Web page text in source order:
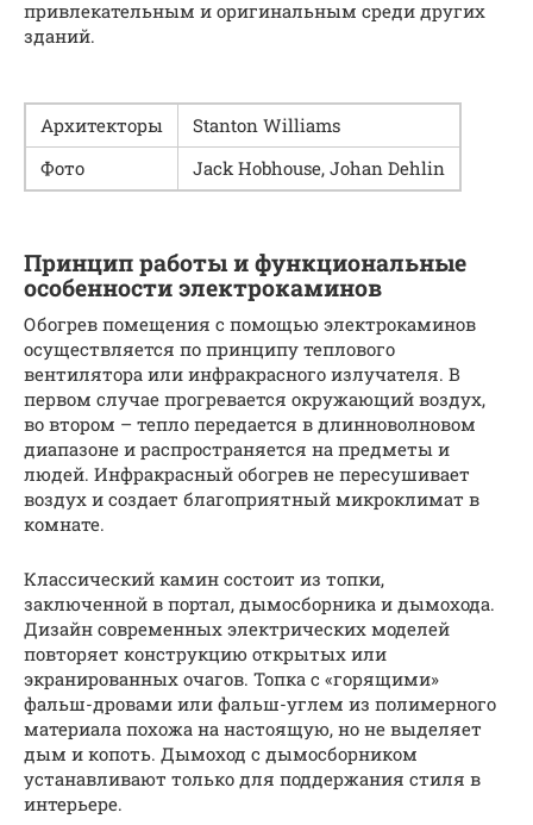
привлекательным и оригинальным среди других
зданий.
Архитекторы
Stanton Williams
Фото
Jack Hobhouse, Johan Dehlin
Принцип работы и функциональные
особенности электрокаминов
Обогрев помещения с помощью электрокаминов
осуществляется по принципу теплового
вентилятора или инфракрасного излучателя. В
первом случае прогревается окружающий воздух,
во втором – тепло передается в длинноволновом
диапазоне и распространяется на предметы и
людей. Инфракрасный обогрев не пересушивает
воздух и создает благоприятный микроклимат в
комнате.
Классический камин состоит из топки,
заключенной в портал, дымосборника и дымохода.
Дизайн современных электрических моделей
повторяет конструкцию открытых или
экранированных очагов. Топка с «горящими»
фальш-дровами или фальш-углем из полимерного
материала похожа на настоящую, но не выделяет
дым и копоть. Дымоход с дымосборником
устанавливают только для поддержания стиля в
интерьере.